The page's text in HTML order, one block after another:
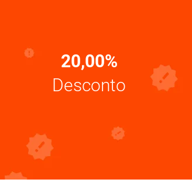
20,00%
Desconto